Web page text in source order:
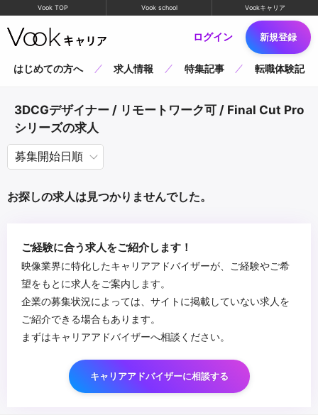
Vook TOP Vook school Vookキャリア
ログイン 新規登録
はじめての方へ 求人情報 特集記事 転職体験記
3DCGデザイナー / リモートワーク可 / Final Cut Pro
シリーズの求人
お探しの求人は見つかりませんでした。
ご経験に合う求人をご紹介します！
映像業界に特化したキャリアアドバイザーが、ご経験やご希
望をもとに求人をご案内します。
企業の募集状況によっては、サイトに掲載していない求人を
ご紹介できる場合もあります。
まずはキャリアアドバイザーへ相談ください。
キャリアアドバイザーに相談する